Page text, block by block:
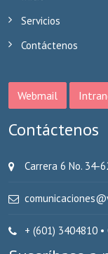
Servicios
Contáctenos
Webmail
Contáctenos
​Carrera 6 No. 34-
+ (601) 3404810